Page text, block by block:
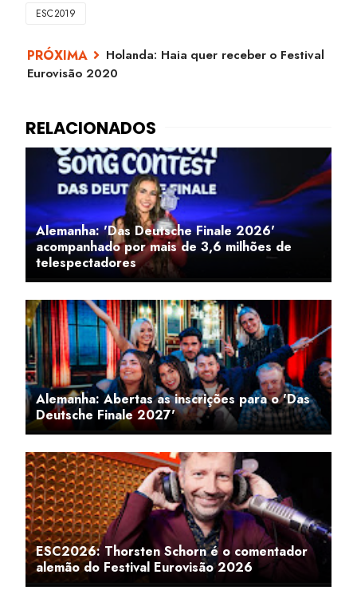
ESC2019
Holanda: Haia quer receber o Festival
Eurovisão 2020
Alemanha: 'Das Deutsche Finale 2026'
acompanhado por mais de 3,6 milhões de
telespectadores
Alemanha: Abertas as inscrições para o 'Das
Deutsche Finale 2027'
ESC2026: Thorsten Schorn é o comentador
alemão do Festival Eurovisão 2026